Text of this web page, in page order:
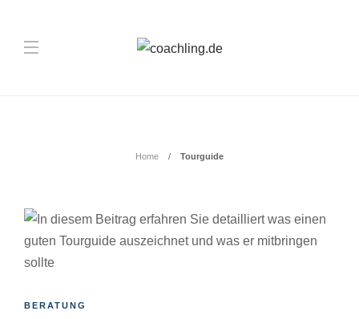
Home Tourguide
BERATUNG